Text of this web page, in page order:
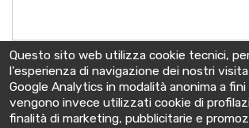
6 OPzV 440
2 V - C10 440 Ah
147x208x399 mm
Questo sito web utilizza cookie tecnici,
l'esperienza di navigazione dei nostri
Google Analytics in modalità anonima a
vengono invece utilizzati cookie di
finalità di marketing, pubblicitarie e